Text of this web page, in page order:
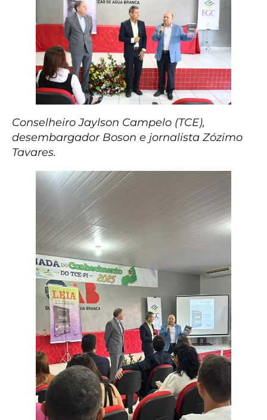
Conselheiro Jaylson Campelo (TCE),
desembargador Boson e jornalista Zózimo
Tavares.